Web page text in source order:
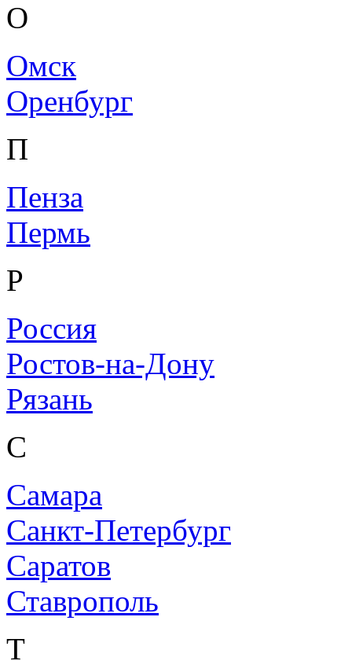
О
Омск
Оренбург
П
Пенза
Пермь
Р
Россия
Ростов-на-Дону
Рязань
С
Самара
Санкт-Петербург
Саратов
Ставрополь
Т